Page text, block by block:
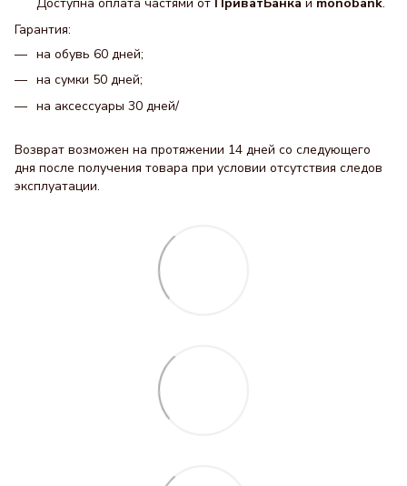
Доступна оплата частями от ПриватБанка и monobank.
Гарантия:
на обувь 60 дней;
на сумки 50 дней;
на аксессуары 30 днeй/
Возврат возможен на протяжении 14 дней со следующего
дня после получения товара при условии отсутствия следов
эксплуатации.